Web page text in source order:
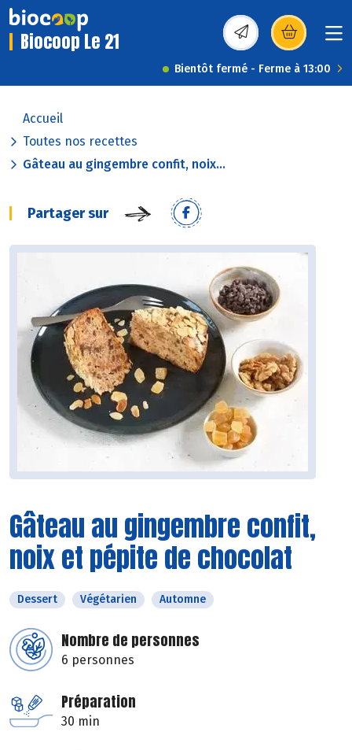
Biocoop Le 21 (s’ouvre dans une
Bientôt fermé - Ferme à 13:00
Accueil
Toutes nos recettes
Gâteau au gingembre confit, noix...
Partager sur
Gâteau au gingembre confit,
noix et pépite de chocolat
Dessert Végétarien Automne
Nombre de personnes
6 personnes
Préparation
30 min